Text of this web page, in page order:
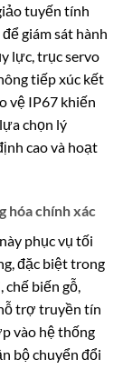
tuyến tính
giám sát hành
lực, trục servo
tiếp xúc kết
vệ IP67 khiến
chọn lý
cao và hoạt
hóa chính xác
phục vụ tối
đặc biệt trong
chế biến gỗ,
trợ truyền tín
vào hệ thống
bộ chuyển đổi